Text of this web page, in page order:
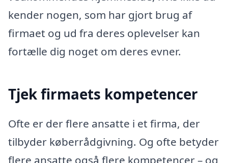
kender nogen, som har gjort brug af
firmaet og ud fra deres oplevelser kan
fortælle dig noget om deres evner.
Tjek firmaets kompetencer
Ofte er der flere ansatte i et firma, der
tilbyder køberrådgivning. Og ofte betyder
flere ansatte også flere kompetencer – og